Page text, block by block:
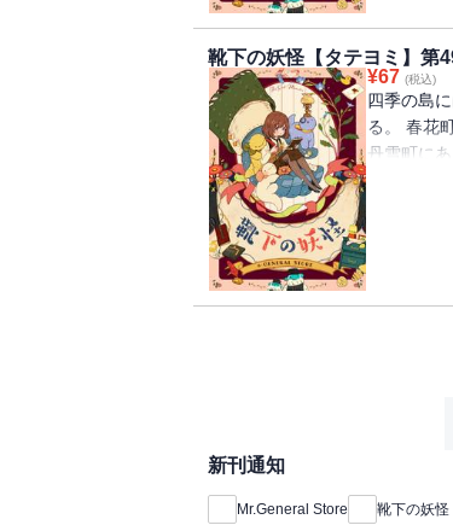
靴下の妖怪【タテヨミ】第
¥67 (税込)
四季の島
る。 春花
丹雪町に
を離れ、
新刊通知
Mr.General Store 靴下の妖怪